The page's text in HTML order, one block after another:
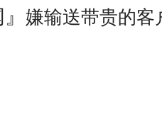
嫌输送带贵的客